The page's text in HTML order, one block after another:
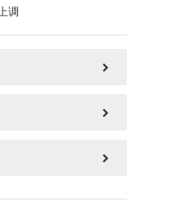
调
链接发上面邮箱